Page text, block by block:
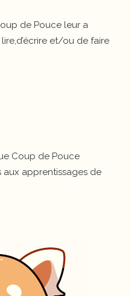
de Pouce leur a
et/ou de faire
Coup de Pouce
apprentissages de